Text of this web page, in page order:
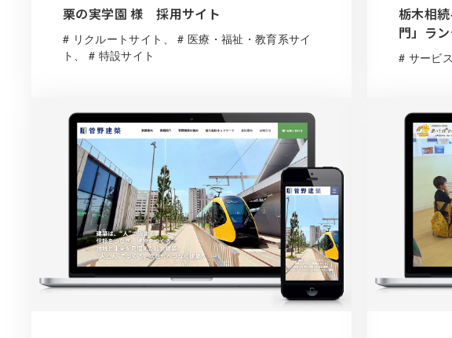
栗の実学園 様 採用サイト
# リクルートサイト
# 医療・福祉・教育系サイ
ト
# 特設サイト
栃木相
門」ラ
# サービ